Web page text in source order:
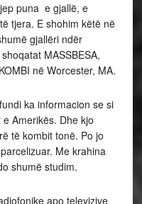
puna e gjallë, e
tjera. E shohim këtë në
gjallëri ndër
MASSBESA,
në Worcester, MA.
ka informacion se si
Amerikës. Dhe kjo
të kombit tonë. Po jo
Me krahina
shumë studim.
apo televizive